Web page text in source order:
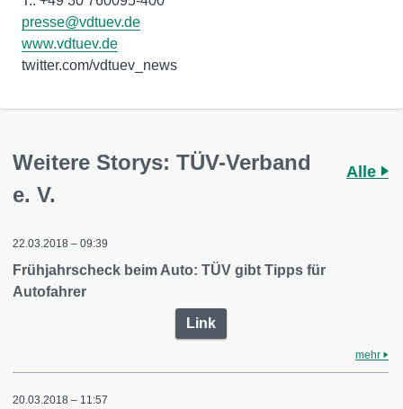
presse@vdtuev.de
www.vdtuev.de
twitter.com/vdtuev_news
Weitere Storys: TÜV-Verband
e. V.
Alle
22.03.2018 – 09:39
Frühjahrscheck beim Auto: TÜV gibt Tipps für
Autofahrer
Link
mehr
20.03.2018 – 11:57